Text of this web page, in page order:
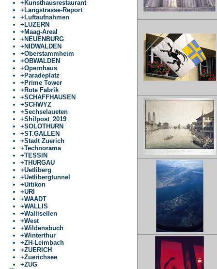
+ Kunsthausrestaurant
+ Langstrasse-Report
+ Luftaufnahmen
+ LUZERN
+ Maag-Areal
+ NEUENBURG
+ NIDWALDEN
+Oberstammheim
+OBWALDEN
+Opernhaus
+ Paradeplatz
+ Prime Tower
+ Rote Fabrik
+SCHAFFHAUSEN
+SCHWYZ
+Sechselaueten
+Shilpost_2019
+SOLOTHURN
+ST.GALLEN
+Stadt Zuerich
+Technorama
+TESSIN
+THURGAU
+Uetliberg
+Uetlibergtunnel
+Uitikon
+URI
+WAADT
+WALLIS
+Wallisellen
+West
+Wildensbuch
+Winterthur
+ZH-Leimbach
+ZUERICH
+Zuerichsee
+ZUG